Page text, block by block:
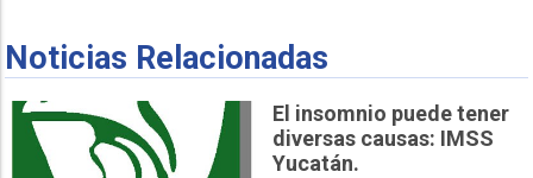
Noticias Relacionadas
El insomnio puede tener
diversas causas: IMSS
Yucatán.